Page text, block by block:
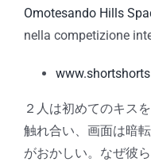
Omotesando Hills
nella competizione
２人は初めてのキス
触れ合い、画面は暗
がおかしい。なぜ彼